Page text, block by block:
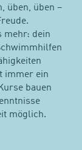
üben, üben –
mehr: dein
immer ein
bauen
möglich.